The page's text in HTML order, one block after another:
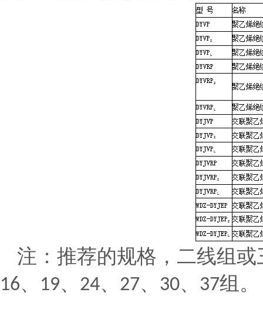
注：推荐的规格，二线组或
16、 19、 24、 27、 30、 37组。